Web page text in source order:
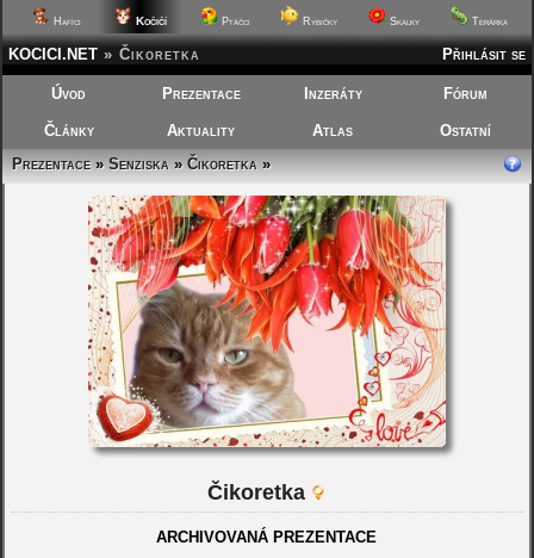
Hafíci Kočičí Ptáčci Rybičky Skalky Terárka
Přihlásit se
KOCICI.NET » Čikoretka
Úvod Prezentace Inzeráty Fórum
Články Aktuality Atlas
Ostatní
Prezentace»Senziska»Čikoretka»
Čikoretka
ARCHIVOVANÁ PREZENTACE